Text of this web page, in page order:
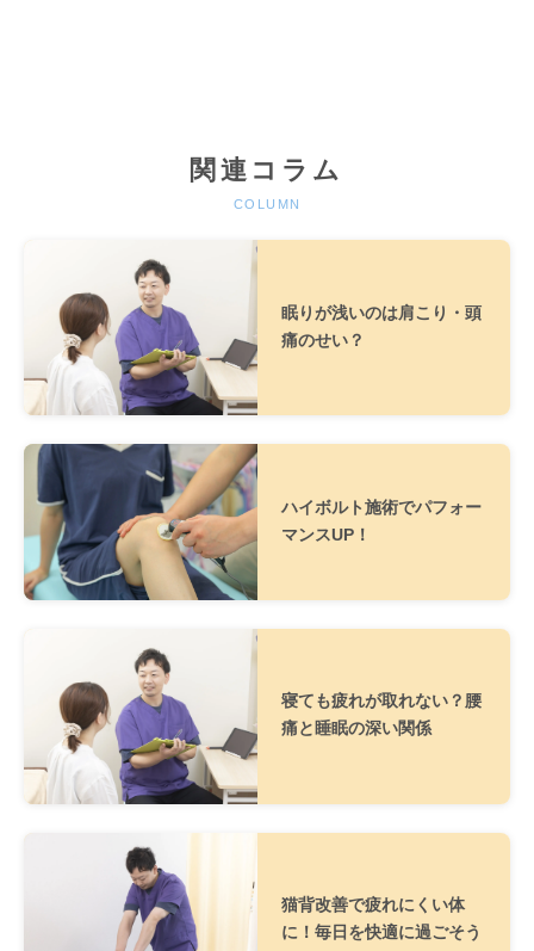
関連コラム
COLUMN
眠りが浅いのは肩こり・頭
痛のせい？
ハイボルト施術でパフォー
マンスUP！
寝ても疲れが取れない？腰
痛と睡眠の深い関係
猫背改善で疲れにくい体
に！毎日を快適に過ごそう